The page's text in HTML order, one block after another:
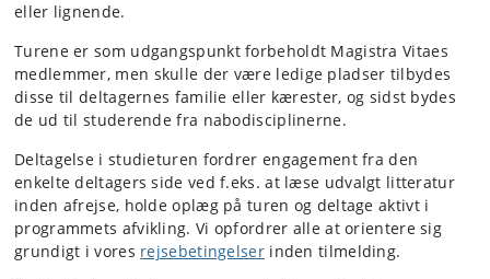
eller lignende.
Turene er som udgangspunkt forbeholdt Magistra Vitaes
medlemmer, men skulle der være ledige pladser tilbydes
disse til deltagernes familie eller kærester, og sidst bydes
de ud til studerende fra nabodisciplinerne.
Deltagelse i studieturen fordrer engagement fra den
enkelte deltagers side ved f.eks. at læse udvalgt litteratur
inden afrejse, holde oplæg på turen og deltage aktivt i
programmets afvikling. Vi opfordrer alle at orientere sig
grundigt i vores rejsebetingelserinden tilmelding.